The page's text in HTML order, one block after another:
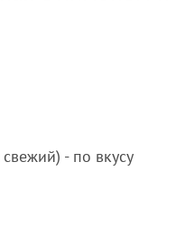
- по вкусу